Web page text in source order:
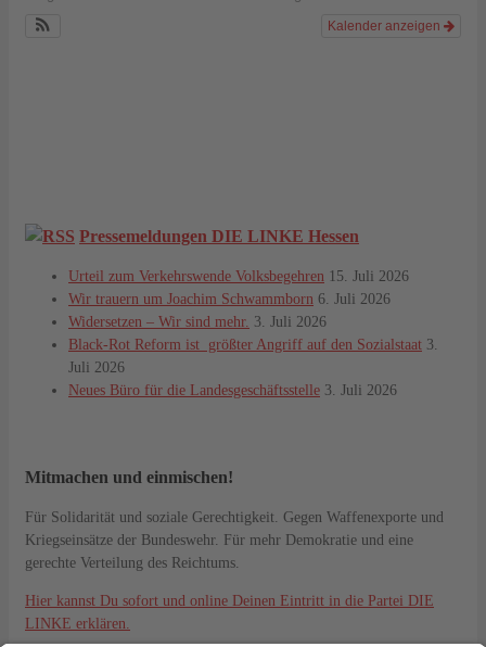
Kalender anzeigen
Pressemeldungen DIE LINKE Hessen
Urteil zum Verkehrswende Volksbegehren 15. Juli 2026
Wir trauern um Joachim Schwammborn 6. Juli 2026
Widersetzen – Wir sind mehr. 3. Juli 2026
Black-Rot Reform ist größter Angriff auf den Sozialstaat 3.
Juli 2026
Neues Büro für die Landesgeschäftsstelle 3. Juli 2026
Mitmachen und einmischen!
Für Solidarität und soziale Gerechtigkeit. Gegen Waffenexporte und
Kriegseinsätze der Bundeswehr. Für mehr Demokratie und eine
gerechte Verteilung des Reichtums.
Hier kannst Du sofort und online Deinen Eintritt in die Partei DIE
LINKE erklären.